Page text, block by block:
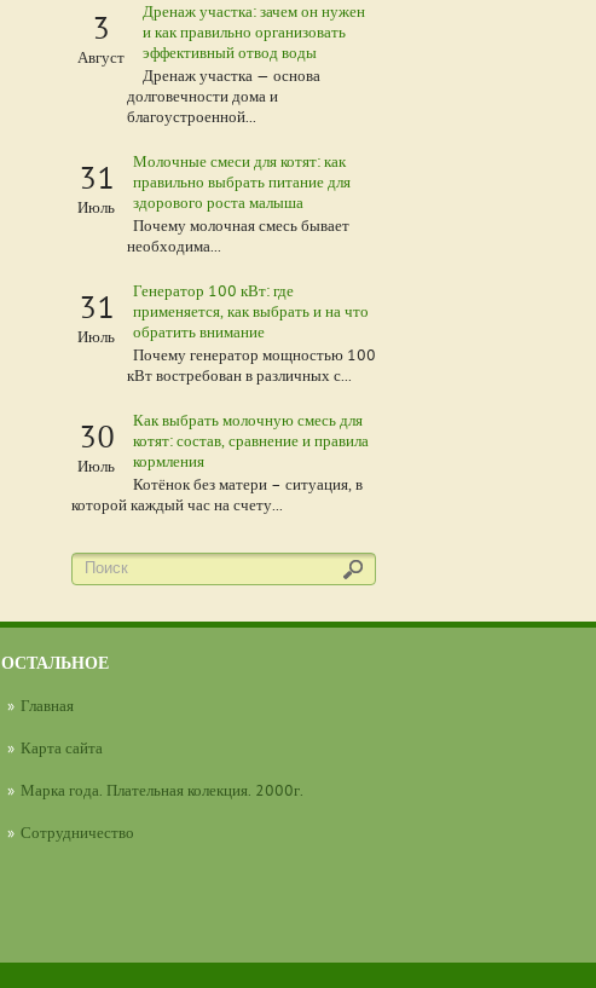
3
Август
Дренаж участка: зачем он нужен
и как правильно организовать
эффективный отвод воды
Дренаж участка — основа
долговечности дома и
благоустроенной...
31
Июль
Молочные смеси для котят: как
правильно выбрать питание для
здорового роста малыша
Почему молочная смесь бывает
необходима...
31
Июль
Генератор 100 кВт: где
применяется, как выбрать и на что
обратить внимание
Почему генератор мощностью 100
кВт востребован в различных с...
30
Июль
Как выбрать молочную смесь для
котят: состав, сравнение и правила
кормления
Котёнок без матери – ситуация, в
которой каждый час на счету...
ОСТАЛЬНОЕ
Главная
Карта сайта
Марка года. Плательная колекция. 2000г.
Сотрудничество